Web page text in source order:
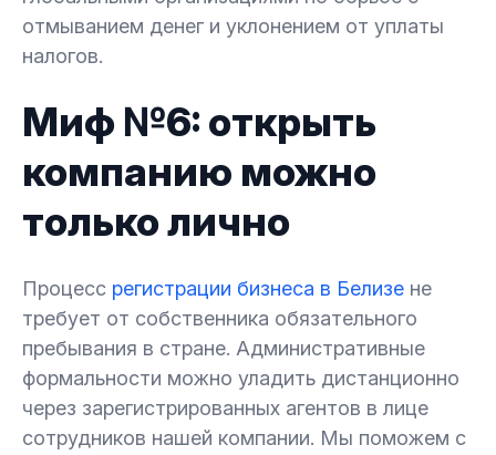
отмыванием денег и уклонением от уплаты
налогов.
Миф №6: открыть
компанию можно
только лично
Процесс регистрации бизнеса в Белизе не
требует от собственника обязательного
пребывания в стране. Административные
формальности можно уладить дистанционно
через зарегистрированных агентов в лице
сотрудников нашей компании. Мы поможем с